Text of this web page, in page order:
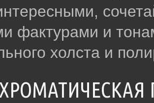
фактурами и
холста и